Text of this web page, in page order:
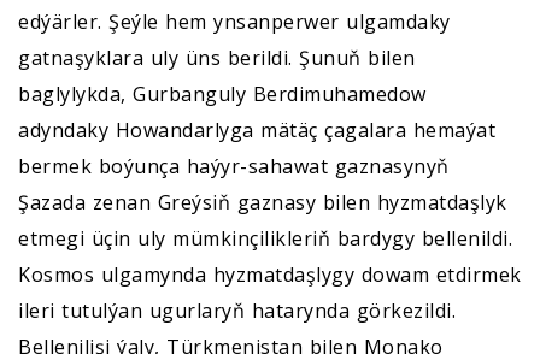
edýärler. Şeýle hem ynsanperwer ulgamdaky
gatnaşyklara uly üns berildi. Şunuň bilen
baglylykda, Gurbanguly Berdimuhamedow
adyndaky Howandarlyga mätäç çagalara hemaýat
bermek boýunça haýyr-sahawat gaznasynyň
Şazada zenan Greýsiň gaznasy bilen hyzmatdaşlyk
etmegi üçin uly mümkinçilikleriň bardygy bellenildi.
Kosmos ulgamynda hyzmatdaşlygy dowam etdirmek
ileri tutulýan ugurlaryň hatarynda görkezildi.
Bellenilişi ýaly, Türkmenistan bilen Monako